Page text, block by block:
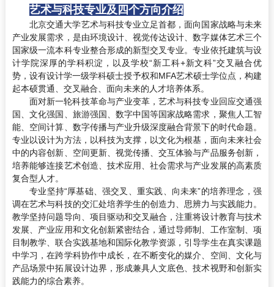
艺术与科技专业及四个方向介绍
北京交通大学艺术与科技专业立足首都，面向国家战略与未来
产业发展需求，是由环境设计、视觉传达设计、数字媒体艺术三个
国家级一流本科专业整合形成的新型交叉专业。专业依托建筑与设
计学院深厚的学科积淀，以及学校“新工科+新文科”交叉融合优
势，设有设计学一级学科硕士授予权和MFA艺术硕士学位点，构建
起本硕贯通、交叉融合、面向未来的人才培养体系。
面对新一轮科技革命与产业变革，艺术与科技专业回应交通强
国、文化强国、旅游强国、数字中国等国家战略需求，聚焦人工智
能、空间计算、数字传播与产业升级深度融合背景下的时代命题。
专业以设计为方法，以科技为支撑，以文化为根基，面向未来社会
中的内容创新、空间更新、视觉传播、交互体验与产品服务创新，
培养能够连接艺术创造、技术应用、社会需求与产业发展的高素质
复合型人才。
专业坚持“厚基础、强交叉、重实践、向未来”的培养理念，强
调在艺术与科技的交汇处培养学生的创造力、思辨力与实践能力。
教学坚持问题导向、项目驱动和交叉融合，注重将设计教育与技术
发展、产业应用和文化创新紧密结合，通过导师制、工作室制、项
目制教学、联合实践基地和国际化教学资源，引导学生在真实课题
中学习，在跨学科协作中成长，在不断变化的媒介、空间、文化与
产品场景中拓展设计边界，形成兼具人文底色、技术视野和创新实
践能力的综合素养。